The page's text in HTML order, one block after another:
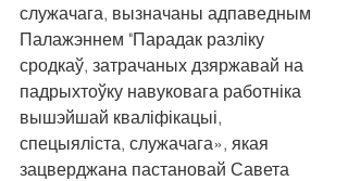
служачага, вызначаны адпаведным
Палажэннем "Парадак разліку
сродкаў, затрачаных дзяржавай на
падрыхтоўку навуковага работніка
вышэйшай кваліфікацыі,
спецыяліста, служачага», якая
зацверджана пастановай Савета